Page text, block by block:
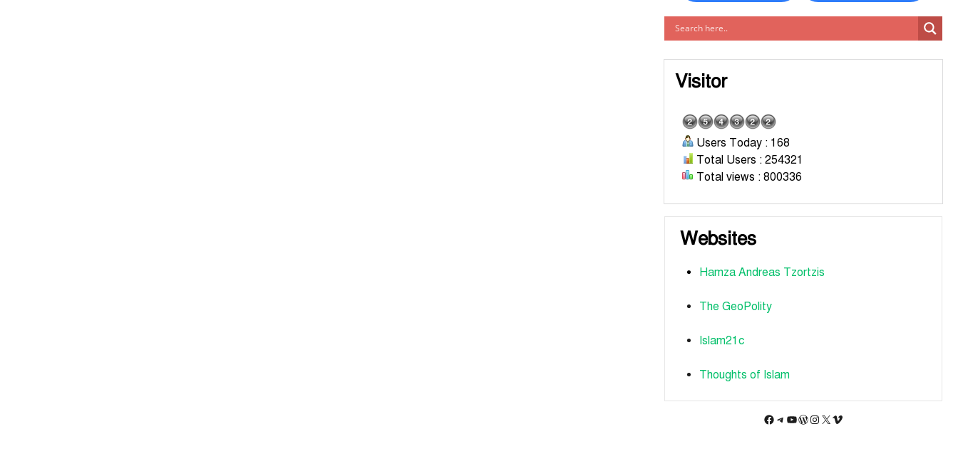
Visitor
Users Today : 168
Total Users : 254321
Total views : 800336
Websites
Hamza Andreas Tzortzis
The GeoPolity
Islam21c
Thoughts of Islam
Facebook
Telegram
YouTube
WordPress
Instagram
X Vimeo